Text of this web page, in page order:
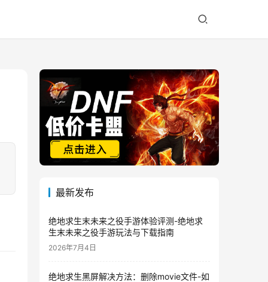
最新发布
绝地求生末未来之役手游体验评测-绝地求
生末未来之役手游玩法与下载指南
2026年7月4日
绝地求生黑屏解决方法：删除movie文件-如